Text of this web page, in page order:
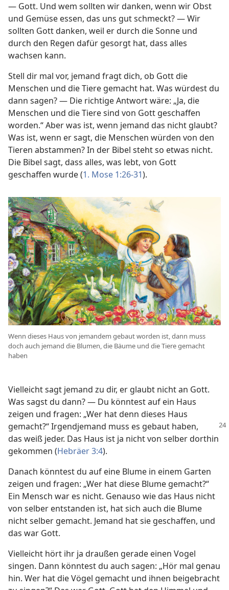
— Gott. Und wem sollten wir danken, wenn wir Obst
und Gemüse essen, das uns gut schmeckt? — Wir
sollten Gott danken, weil er durch die Sonne und
durch den Regen dafür gesorgt hat, dass alles
wachsen kann.
Stell dir mal vor, jemand fragt dich, ob Gott die
Menschen und die Tiere gemacht hat. Was würdest du
dann sagen? — Die richtige Antwort wäre: „Ja, die
Menschen und die Tiere sind von Gott geschaffen
worden.“ Aber was ist, wenn jemand das nicht glaubt?
Was ist, wenn er sagt, die Menschen würden von den
Tieren abstammen? In der Bibel steht so etwas nicht.
Die Bibel sagt, dass alles, was lebt, von Gott
geschaffen wurde (1. Mose 1:26-31).
Wenn dieses Haus von jemandem gebaut worden ist, dann muss
doch auch jemand die Blumen, die Bäume und die Tiere gemacht
haben
Vielleicht sagt jemand zu dir, er glaubt nicht an Gott.
Was sagst du dann? — Du könntest auf ein Haus
zeigen und fragen: „Wer hat denn dieses Haus
gemacht?“Irgendjemand muss es gebaut haben,
das weiß jeder. Das Haus ist ja nicht von selber dorthin
gekommen (Hebräer 3:4).
Danach könntest du auf eine Blume in einem Garten
zeigen und fragen: „Wer hat diese Blume gemacht?“
Ein Mensch war es nicht. Genauso wie das Haus nicht
von selber entstanden ist, hat sich auch die Blume
nicht selber gemacht. Jemand hat sie geschaffen, und
das war Gott.
Vielleicht hört ihr ja draußen gerade einen Vogel
singen. Dann könntest du auch sagen: „Hör mal genau
hin. Wer hat die Vögel gemacht und ihnen beigebracht